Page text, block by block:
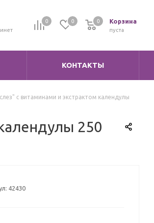
0 0 Корзина
0
пуста
0
КОНТАКТЫ
с витаминами и экстрактом календулы
250
42430